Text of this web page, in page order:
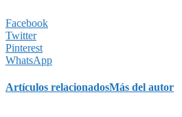
Facebook
Twitter
Pinterest
WhatsApp
Artículos relacionadosMás del autor